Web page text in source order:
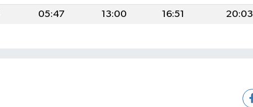
05:47 13:00 16:51 20:03